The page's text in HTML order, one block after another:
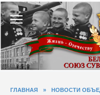
Перейти
к
содержанию
ГЛАВНАЯ » НОВОСТИ